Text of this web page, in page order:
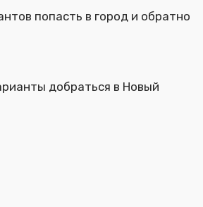
попасть в город и обратно
добраться в Новый